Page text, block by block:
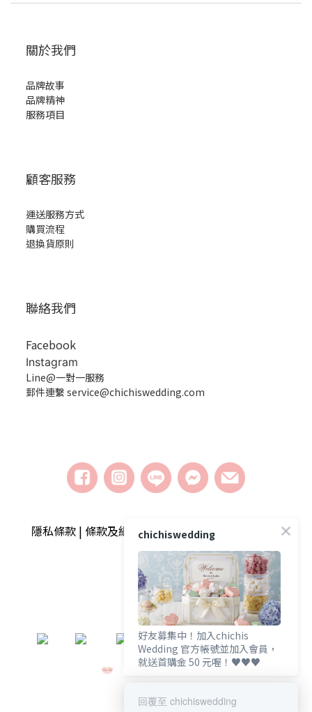
關於我們
品牌故事
品牌精神
服務項目
顧客服務
運送服務方式
購買流程
退換貨原則
聯絡我們
Facebook
Instagram
Line@一對一服務
郵件連繫 service@chichiswedding.com
隱私條款 | 條款及細則 | 2018 © chichiswedding婚
禮小物
chichiswedding
好友募集中！加入chichis
Wedding 官方帳號並加入會員，
就送首購金 50 元喔！♥️♥️♥️
回覆至 chichiswedding